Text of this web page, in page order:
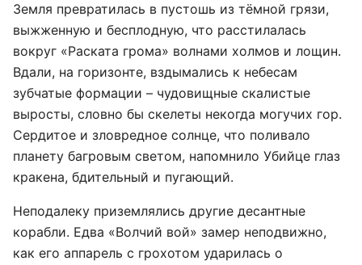
Земля превратилась в пустошь из тёмной грязи,
выжженную и бесплодную, что расстилалась
вокруг «Раската грома» волнами холмов и лощин.
Вдали, на горизонте, вздымались к небесам
зубчатые формации – чудовищные скалистые
выросты, словно бы скелеты некогда могучих гор.
Сердитое и зловредное солнце, что поливало
планету багровым светом, напомнило Убийце глаз
кракена, бдительный и пугающий.
Неподалеку приземлялись другие десантные
корабли. Едва «Волчий вой» замер неподвижно,
как его аппарель с грохотом ударилась о